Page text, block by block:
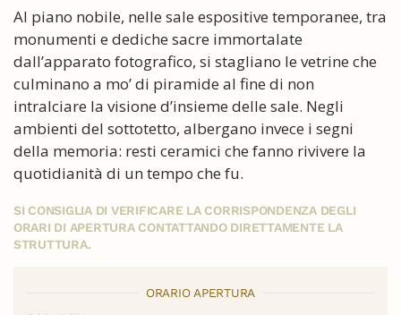
Al piano nobile, nelle sale espositive temporanee, tra
monumenti e dediche sacre immortalate
dall’apparato fotografico, si stagliano le vetrine che
culminano a mo’ di piramide al fine di non
intralciare la visione d’insieme delle sale. Negli
ambienti del sottotetto, albergano invece i segni
della memoria: resti ceramici che fanno rivivere la
quotidianità di un tempo che fu.
SI CONSIGLIA DI VERIFICARE LA CORRISPONDENZA DEGLI
ORARI DI APERTURA CONTATTANDO DIRETTAMENTE LA
STRUTTURA.
ORARIO APERTURA